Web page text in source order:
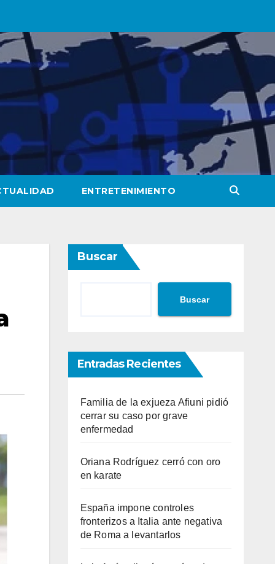
ENTRETENIMIENTO
Buscar
Buscar
Entradas Recientes
Familia de la exjueza Afiuni pidió
cerrar su caso por grave
enfermedad
Oriana Rodríguez cerró con oro
en karate
España impone controles
fronterizos a Italia ante negativa
de Roma a levantarlos